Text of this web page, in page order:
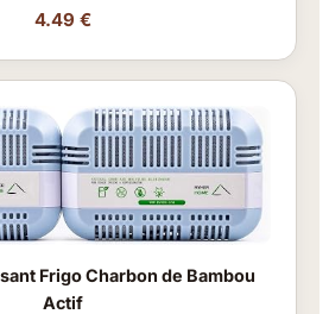
4.49 €
Frigo Charbon de Bambou
Actif